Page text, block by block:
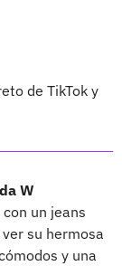
de TikTok y
W
un jeans
su hermosa
y una